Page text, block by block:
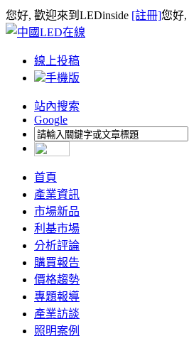
您好, 歡迎來到LEDinside [註冊]您好,
線上投稿
手機版
站內搜索
Google
首頁
產業資訊
市場新品
利基市場
分析評論
購買報告
價格趨勢
專題報導
產業訪談
照明案例